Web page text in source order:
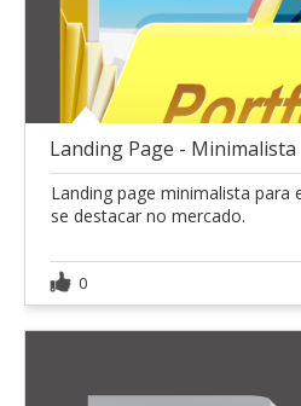
Landing Page - Minimalista
Landing page minimalista para
se destacar no mercado.
0